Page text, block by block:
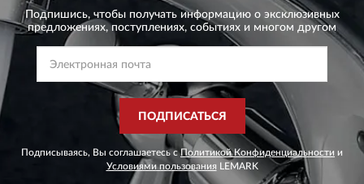
Подпишись, чтобы получать информацию о эксклюзивных
предложениях,поступлениях, событиях и многом другом
ПОДПИСАТЬСЯ
Подписываясь, Вы соглашаетесь сПолитикой Конфиденциальности и
Условиями пользования LEMARK